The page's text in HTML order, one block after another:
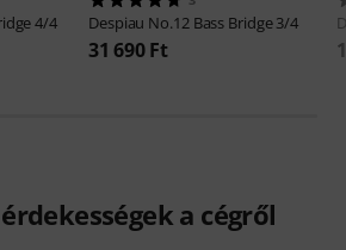
4/4
Despiau No.12 Bass Bridge 3/4
31 690 Ft
a cégről